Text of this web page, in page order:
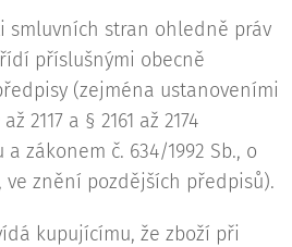
smluvních stran ohledně práv
příslušnými obecně
(zejména ustanoveními
2117 a § 2161 až 2174
zákonem č. 634/1992 Sb., o
znění pozdějších předpisů).
kupujícímu, že zboží při